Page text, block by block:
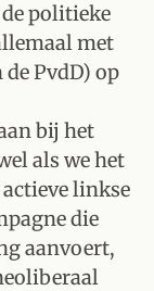
politieke
met
de PvdD) op
bij het
als we het
linkse
die
aanvoert,